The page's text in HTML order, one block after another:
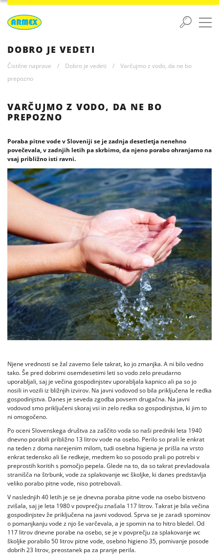
DOBRO JE VEDETI
Čistilne naprave / Dobro je vedeti /
Varčujmo z vodo, da ne bo
prepozno
VARČUJMO Z VODO, DA NE BO
PREPOZNO
Poraba pitne vode v Sloveniji se je zadnja desetletja nenehno
povečevala, v zadnjih letih pa skrbimo, da njeno porabo ohranjamo na
vsaj približno isti ravni.
Njene vrednosti se žal zavemo šele takrat, ko jo zmanjka. A ni bilo vedno
tako. Še pred dobrimi osemdesetimi leti so vodo zelo preudarno
uporabljali, saj je večina gospodinjstev uporabljala kapnico ali pa so jo
nosili in vozili iz bližnjih izvirov. Na javni vodovod so bila priključena le redka
gospodinjstva. Danes je seveda zgodba povsem drugačna. Na javni
vodovod smo priključeni skoraj vsi in zelo redka so gospodinjstva, ki jim to
ni omogočeno.
Po oceni Slovenskega društva za zaščito voda so naši predniki leta 1940
dnevno porabili približno 13 litrov vode na osebo. Perilo so prali le enkrat
na teden z doma narejenim milom, tudi osebna higiena je prišla na vrsto
enkrat tedensko ali še redkeje, medtem ko so posodo prali po potrebi v
preprostih koritih s pomočjo pepela. Glede na to, da so takrat prevladovala
stranišča na štrbunk, vode za splakovanje wc školjke, ki danes predstavlja
veliko porabo pitne vode, niso potrebovali.
V naslednjih 40 letih je se je dnevna poraba pitne vode na osebo bistveno
zvišala, saj je leta 1980 v povprečju znašala 117 litrov. Takrat je bila večina
gospodinjstev že priključena na javni vodovod. Sprva se je zaradi spominov
o pomanjkanju vode z njo še varčevala, a je spomin na to hitro bledel. Od
117 litrov dnevne porabe na osebo, se je v povprečju za splakovanje wc
školjke porabilo 50 litrov pitne vode, osebno higieno 35, pomivanje posode
dobrih 23 litrov, preostanek pa za pranje perila.